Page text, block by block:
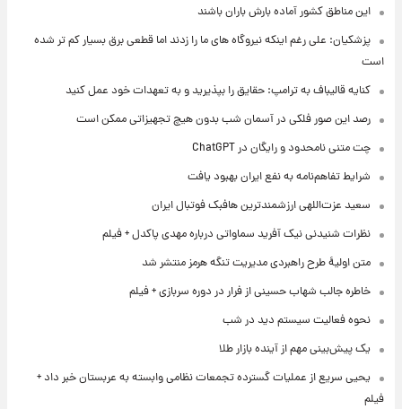
این مناطق کشور آماده بارش باران باشند
پزشکیان: علی رغم اینکه نیروگاه های ما را زدند اما قطعی برق بسیار کم تر شده
است
کنایه قالیباف به ترامپ: حقایق را بپذیرید و به تعهدات خود عمل کنید
رصد این صور فلکی در آسمان شب بدون هیچ تجهیزاتی ممکن است
چت متنی نامحدود و رایگان در ChatGPT
شرایط تفاهم‌نامه به نفع ایران بهبود یافت
سعید عزت‌اللهی ارزشمندترین هافبک فوتبال ایران
نظرات شنیدنی نیک آفرید سماواتی درباره مهدی پاکدل + فیلم
متن اولیۀ طرح راهبردی مدیریت تنگه هرمز منتشر شد
خاطره جالب شهاب حسینی از فرار در دوره سربازی + فیلم
نحوه فعالیت سیستم دید در شب
یک پیش‌بینی مهم از آینده بازار طلا
یحیی سریع از عملیات گسترده تجمعات نظامی وابسته به عربستان خبر داد +
فیلم